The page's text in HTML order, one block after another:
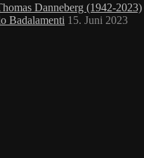
Danneberg (1942-2023)
Badalamenti 15. Juni 2023